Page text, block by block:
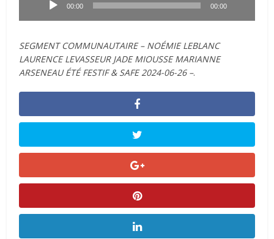
00:00 00:00
SEGMENT COMMUNAUTAIRE – NOÉMIE LEBLANC
LAURENCE LEVASSEUR JADE MIOUSSE MARIANNE
ARSENEAU ÉTÉ FESTIF & SAFE 2024-06-26 –.